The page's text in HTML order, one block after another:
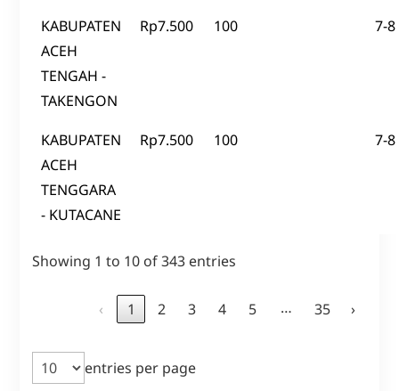
KABUPATEN
ACEH
TENGAH -
TAKENGON
Rp7.500 100 7-
KABUPATEN
ACEH
TENGGARA
- KUTACANE
Rp7.500 100 7-
Showing 1 to 10 of 343 entries
‹ 1 2 3 4 5 … 35 ›
entries per page